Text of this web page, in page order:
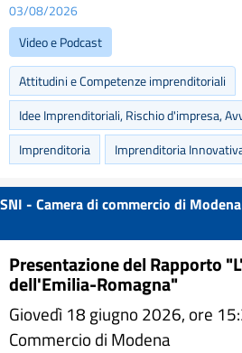
03/08/2026
Video e Podcast
Attitudini e Competenze imprenditoriali
Idee Imprenditoriali, Rischio d'impresa,
Imprenditoria
Imprenditoria
SNI - Camera di commercio di
Presentazione del Rapporto
dell'Emilia-Romagna"
Giovedì 18 giugno 2026, ore
Commercio di Modena